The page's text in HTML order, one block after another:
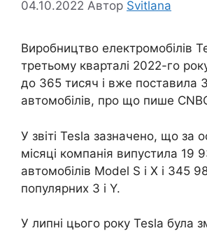
04.10.2022 Автор Svitlana
Виробництво електромобілів
третьому кварталі 2022-го
до 365 тисяч і вже поставила
автомобілів, про що пише
У звіті Tesla зазначено, що за
місяці компанія випустила 19
автомобілів Model S і X і 345
популярних 3 і Y.
У липні цього року Tesla була